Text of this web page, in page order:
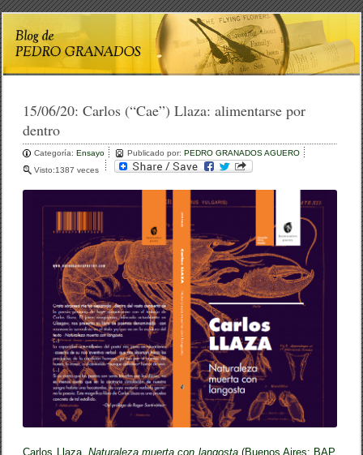
15/06/20:Carlos (“Cae”) Llaza: alimentarse por
dentro
Categoría:Ensayo Publicado por:PEDRO GRANADOS AGUERO
Visto:1387 veces
Carlos Llaza, Naturaleza muerta con langosta(Buenos Aires: BAP,